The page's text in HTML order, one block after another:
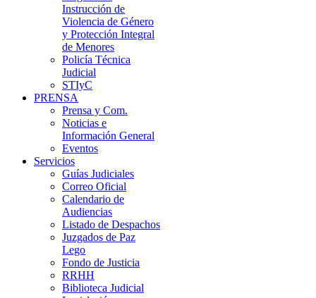
Instrucción de
Violencia de Género
y Protección Integral
de Menores
Policía Técnica
Judicial
STIyC
PRENSA
Prensa y Com.
Noticias e
Información General
Eventos
Servicios
Guías Judiciales
Correo Oficial
Calendario de
Audiencias
Listado de Despachos
Juzgados de Paz
Lego
Fondo de Justicia
RRHH
Biblioteca Judicial